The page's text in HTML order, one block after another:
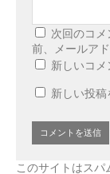
次回のコ
前、メールア
新しいコ
新しい投稿
このサイトはスパ